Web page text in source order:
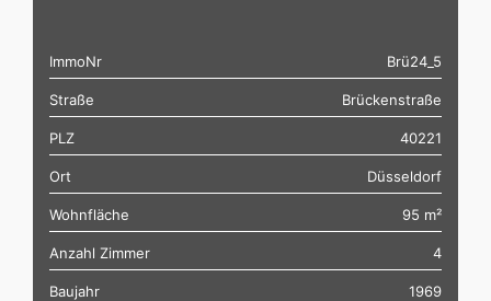
ImmoNr Brü24_5
Straße Brückenstraße
PLZ 40221
Ort Düsseldorf
Wohnfläche 95 m²
Anzahl Zimmer 4
Baujahr 1969